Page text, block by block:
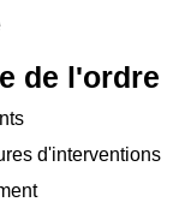
de l'ordre
d'interventions